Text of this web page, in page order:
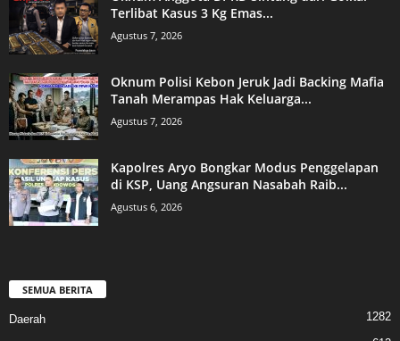
Terlibat Kasus 3 Kg Emas...
Agustus 7, 2026
Oknum Polisi Kebon Jeruk Jadi Backing Mafia
Tanah Merampas Hak Keluarga...
Agustus 7, 2026
Kapolres Aryo Bongkar Modus Penggelapan
di KSP, Uang Angsuran Nasabah Raib...
Agustus 6, 2026
SEMUA BERITA
Daerah 1282